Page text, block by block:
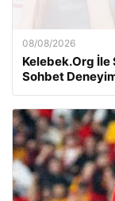
08/08/2026
Kelebek.Org
Sohbet